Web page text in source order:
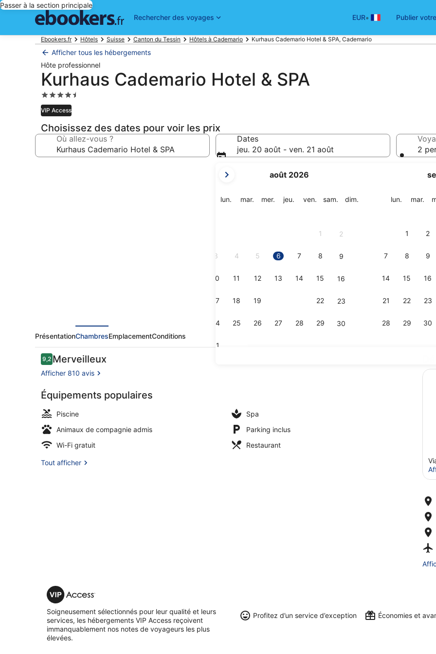
Passer à la section principale
Rechercher des voyages
EUR• Publier
Ebookers.fr Hôtels Suisse Canton du Tessin Hôtels à Cademario Kurhaus Cademario Hotel & SPA, Cademario
Afficher tous les hébergements
Hôte professionnel
Kurhaus Cademario Hotel & SPA
Hébergement
4.5 étoiles
VIP Access
Choisissez des dates pour voir les prix
Où allez-vous ?
Dates
jeu. 20 août - ven. 21 août
mois
sont
août 2026
lun. lundimar. mardi
mer. mercredi
jeu. jeudiven. vendredi
sam. samedi
dim.
1 2
3 4 5 6 7 8 9
10 11 12 13 14 15 16
17 18 19 22 23
24 25 26 27 28 29 30
31
lun. lundimar.
1 2
7 8 9
14 15 16
21 22 23
28 29 30
2
Façade de l’hébergement
Classic
PrésentationChambresEmplacementConditions
Avis
voyageurs
9,29,2 sur 10
Merveilleux
Afficher 810 avis
Équipements populaires
Piscine
Spa
Animaux de compagnie admis
Parking inclus
Wi-Fi gratuit
Restaurant
Tout afficher
VIP
Access
Soigneusement sélectionnés pour leur qualité et leurs
services, les hébergements VIP Access reçoivent
immanquablement nos notes de voyageurs les plus
élevées.
Profitez d’un service d’exception Économies et